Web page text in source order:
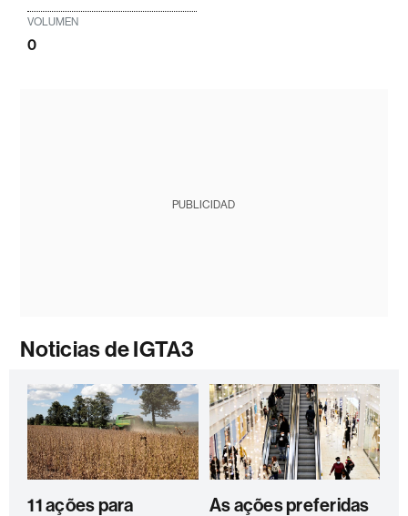
VOLUMEN
0
PUBLICIDAD
Noticias de IGTA3
11 ações para
As ações preferidas